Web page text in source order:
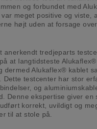
og forbundet med
meget positive og viste,
højt uden at forsage
anerkendt tredjeparts
at langtidsteste
dermed Alukaflex® kablet
Dette testcenter har stor
og
Denne ekspertise giver en
korrekt, uvildigt og
til at stole på.